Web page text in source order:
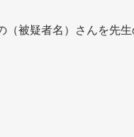
（被疑者名）さんを先生